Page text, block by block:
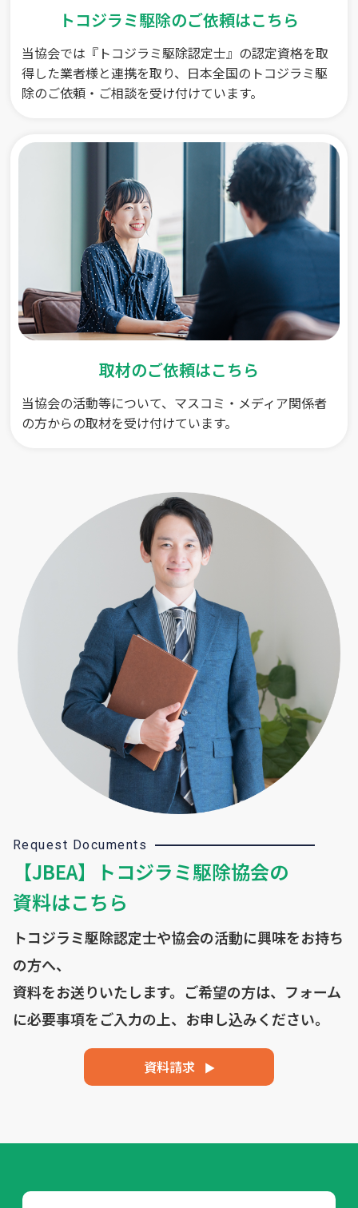
トコジラミ駆除のご依頼はこちら
当協会では『トコジラミ駆除認定士』の認定資格を取
得した業者様と連携を取り、日本全国のトコジラミ駆
除のご依頼・ご相談を受け付けています。
取材のご依頼はこちら
当協会の活動等について、マスコミ・メディア関係者
の方からの取材を受け付けています。
Request Documents
【JBEA】トコジラミ駆除協会の
資料はこちら
トコジラミ駆除認定士や協会の活動に興味をお持ち
の方へ、
資料をお送りいたします。ご希望の方は、フォーム
に必要事項をご入力の上、お申し込みください。
資料請求